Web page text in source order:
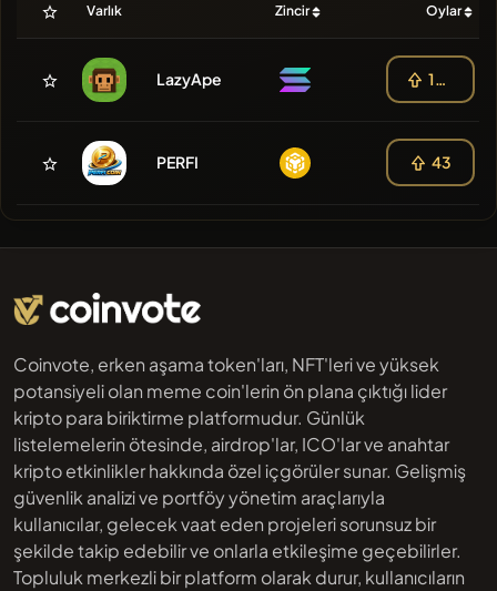
Varlık Zincir Oylar
LazyApe 108
PERFI 43
Coinvote, erken aşama token'ları, NFT'leri ve yüksek
potansiyeli olan meme coin'lerin ön plana çıktığı lider
kripto para biriktirme platformudur. Günlük
listelemelerin ötesinde, airdrop'lar, ICO'lar ve anahtar
kripto etkinlikler hakkında özel içgörüler sunar. Gelişmiş
güvenlik analizi ve portföy yönetim araçlarıyla
kullanıcılar, gelecek vaat eden projeleri sorunsuz bir
şekilde takip edebilir ve onlarla etkileşime geçebilirler.
Topluluk merkezli bir platform olarak durur, kullanıcıların